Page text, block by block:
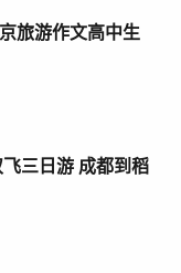
旅游作文高中生
三日游 成都到稻